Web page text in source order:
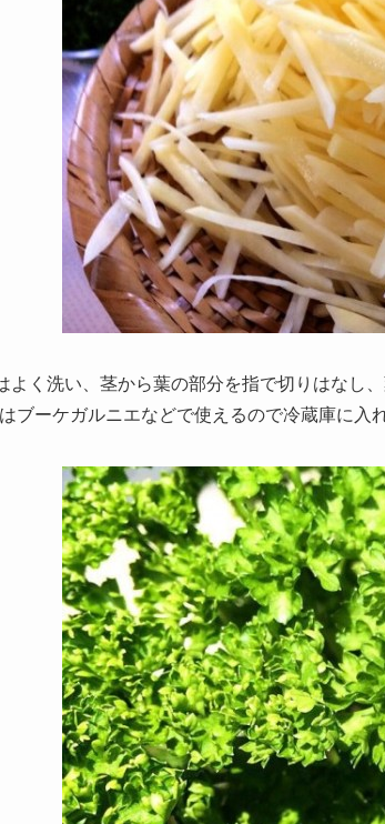
く洗い、茎から葉の部分を指で切りはなし、
ブーケガルニエなどで使えるので冷蔵庫に入